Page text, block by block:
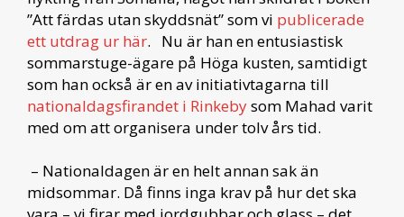
”Att färdas utan skyddsnät” som vi publicerade
ett utdrag ur här. Nu är han en entusiastisk
sommarstuge-ägare på Höga kusten, samtidigt
som han också är en av initiativtagarna till
nationaldagsfirandet i Rinkebysom Mahad varit
med om att organisera under tolv års tid.
– Nationaldagen är en helt annan sak än
midsommar. Då finns inga krav på hur det ska